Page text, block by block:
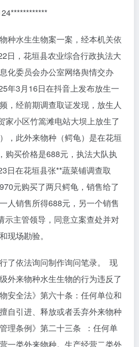
种水生生物案一案，经本机关依
日，花垣县农业综合行政执法大
化委员会办公室网络舆情交办
年3月16日在抖音上发布放生一
，经前期调查取证发现，放生人
家小区竹篙滩电站大坝上放生了
，此外来物种（鳄龟）是在花垣
购买价格是688元，执法大队执
日在花垣县张**蔬菜铺调查取
元购买了两只鳄龟，销售给了
人销售所得688元，另一个销售
示主管领导，同意立案查处并对
现场勘验。
了依法询问制作询问笔录。 现
外来物种水生生物的行为违反了
安全法》第六十条：任何单位和
自引进、释放或者丢弃外来物种
理条例》第二十三条 ：任何单
一类外来物种。生产经营二类外